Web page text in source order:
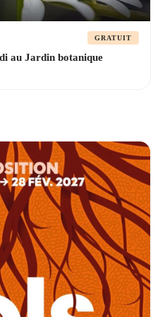
GRATUIT
au Jardin botanique